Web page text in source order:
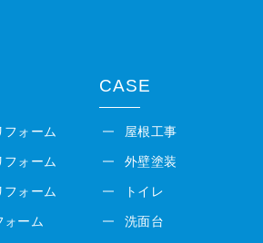
フォーム
フォーム
フォーム
ォーム
CASE
屋根工事
外壁塗装
トイレ
洗面台